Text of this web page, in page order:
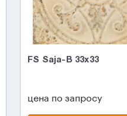
FS Saja-B 33x33
цена по запросу